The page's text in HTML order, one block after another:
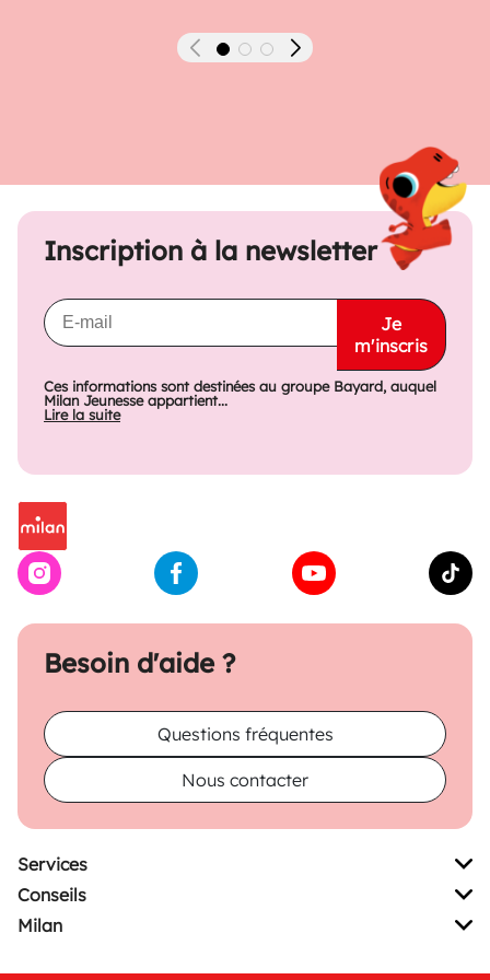
Précédent Suivant
Besoin d'aide ?
Questions fréquentes
Nous contacter
Inscription à la newsletter
Je
m'inscris
Ces informations sont destinées au groupe Bayard, auquel
Milan Jeunesse appartient...
Lire la suite
Services
Conseils
Milan